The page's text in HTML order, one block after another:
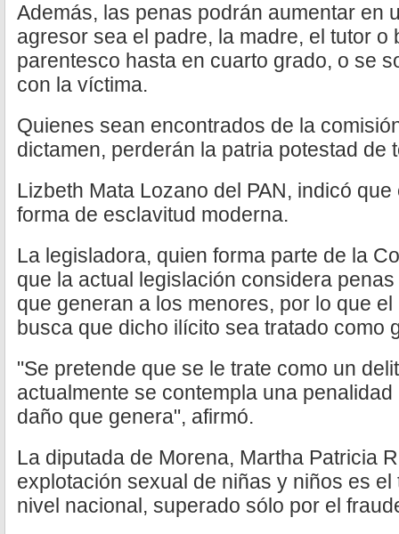
Además, las penas podrán aumentar en
agresor sea el padre, la madre, el tutor o
parentesco hasta en cuarto grado, o se
con la víctima.
Quienes sean encontrados de la
dictamen, perderán la patria potestad de
Lizbeth Mata Lozano del PAN, indicó
forma de esclavitud moderna.
La legisladora, quien forma parte de la
que la actual legislación considera
que generan a los menores, por lo que
busca que dicho ilícito sea tratado como
"Se pretende que se le trate como un
actualmente se contempla una
daño que genera", afirmó.
La diputada de Morena, Martha Patricia
explotación sexual de niñas y niños es
nivel nacional, superado sólo por el